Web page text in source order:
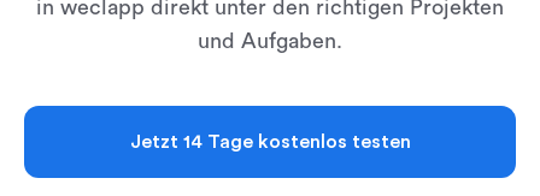
in weclapp direkt unter den richtigen Projekten
und Aufgaben.
Jetzt 14 Tage kostenlos testen